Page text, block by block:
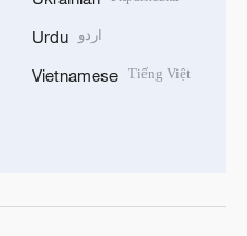
Urdu اردو
Vietnamese Tiếng Việt